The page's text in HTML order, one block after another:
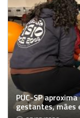
PUC-SP
gestantes, mães